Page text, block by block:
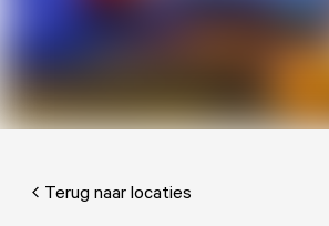
Terug naar locaties